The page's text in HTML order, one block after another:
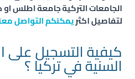
الجامعات التركية جامعة اطلس
لتفاصيل اكثريمكنكم التواصل
كيفية التسجيل على
السنية في تركيا ؟